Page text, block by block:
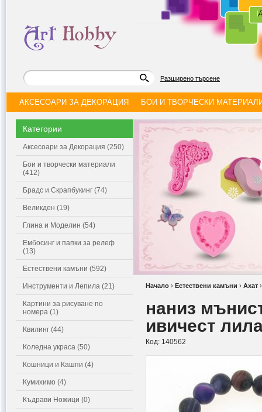
|
Разширено търсене
АКСЕСОАРИ ЗА ДЕКОРАЦИЯ БОИ И ТВОРЧЕСКИ
Категории
Аксесоари за Декорация (250)
Бои и творчески материали
(412)
Брадс и Скрапбукинг (74)
Великден (19)
Глина и Моделин (54)
Ембосинг и папки за релеф
(13)
Естествени камъни (592)
Инструменти и Лепила (21)
Картини за рисуване по
номера (1)
Квилинг (44)
Коледна украса (50)
Кошници и Кашпи (4)
Кумихимо (4)
Къдрави Ножици (0)
Начало › Естествени камъни › Ахат
наниз
ивичест
Код: 140562